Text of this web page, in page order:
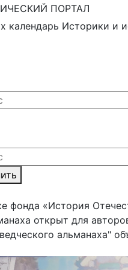
ПОРТАЛ
календарь Историки и
фонда «История
открыт для
альманаха"